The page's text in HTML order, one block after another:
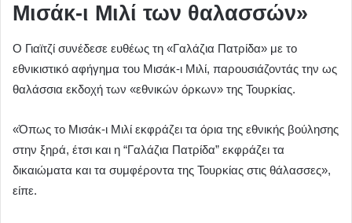
Μισάκ-ι Μιλί των θαλασσών»
Ο Γιαϊτζί συνέδεσε ευθέως τη «Γαλάζια Πατρίδα» με το
εθνικιστικό αφήγημα του Μισάκ-ι Μιλί, παρουσιάζοντάς την ως
θαλάσσια εκδοχή των «εθνικών όρκων» της Τουρκίας.
«Όπως το Μισάκ-ι Μιλί εκφράζει τα όρια της εθνικής βούλησης
στην ξηρά, έτσι και η “Γαλάζια Πατρίδα” εκφράζει τα
δικαιώματα και τα συμφέροντα της Τουρκίας στις θάλασσες»,
είπε.